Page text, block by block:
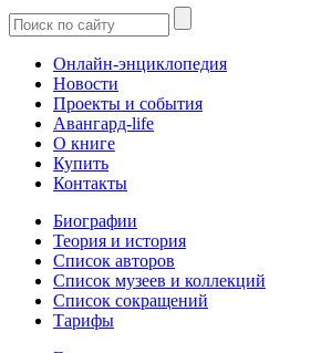
Онлайн-энциклопедия
Новости
Проекты и события
Авангард-life
О книге
Купить
Контакты
Биографии
Теория и история
Список авторов
Список музеев и коллекций
Список сокращений
Тарифы